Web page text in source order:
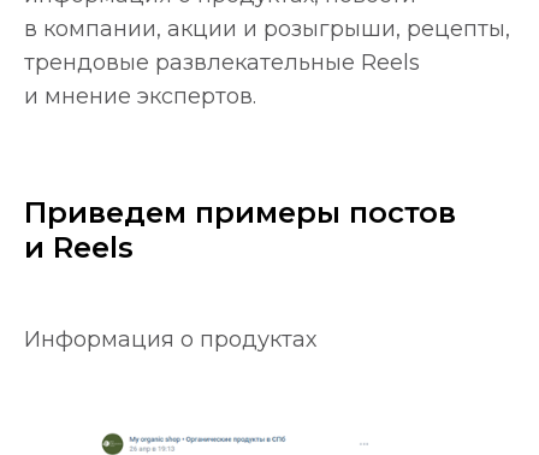
в компании, акции и розыгрыши, рецепты,
трендовые развлекательные Reels
и мнение экспертов.
Приведем примеры постов
и Reels
Информация о продуктах